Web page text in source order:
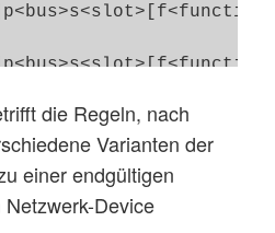
--
die Regeln, nach
Varianten der
einer endgültigen
Device